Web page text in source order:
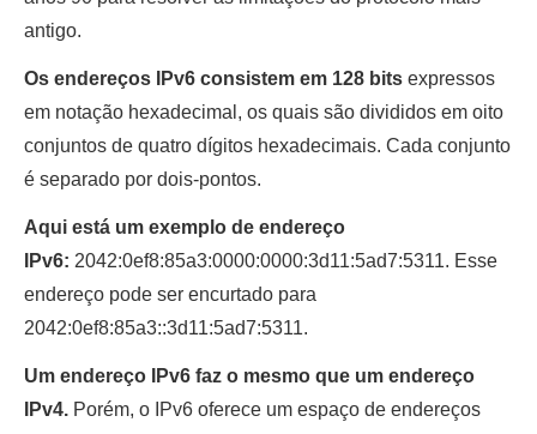
antigo.
Os endereços IPv6 consistem em 128 bits expressos
em notação hexadecimal, os quais são divididos em oito
conjuntos de quatro dígitos hexadecimais. Cada conjunto
é separado por dois-pontos.
Aqui está um exemplo de endereço
IPv6: 2042:0ef8:85a3:0000:0000:3d11:5ad7:5311. Esse
endereço pode ser encurtado para
2042:0ef8:85a3::3d11:5ad7:5311.
Um endereço IPv6 faz o mesmo que um endereço
IPv4. Porém, o IPv6 oferece um espaço de endereços